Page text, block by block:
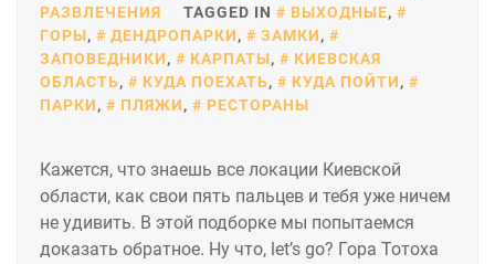
РАЗВЛЕЧЕНИЯ
TAGGED IN ВЫХОДНЫЕ,
ГОРЫ, ДЕНДРОПАРКИ, ЗАМКИ,
ЗАПОВЕДНИКИ, КАРПАТЫ,
КИЕВСКАЯ
ОБЛАСТЬ, КУДА ПОЕХАТЬ, КУДА ПОЙТИ,
ПАРКИ, ПЛЯЖИ, РЕСТОРАНЫ
Кажется, что знаешь все локации Киевской
области, как свои пять пальцев и тебя уже ничем
не удивить. В этой подборке мы попытаемся
доказать обратное. Ну что, let’s go? Гора Тотоха